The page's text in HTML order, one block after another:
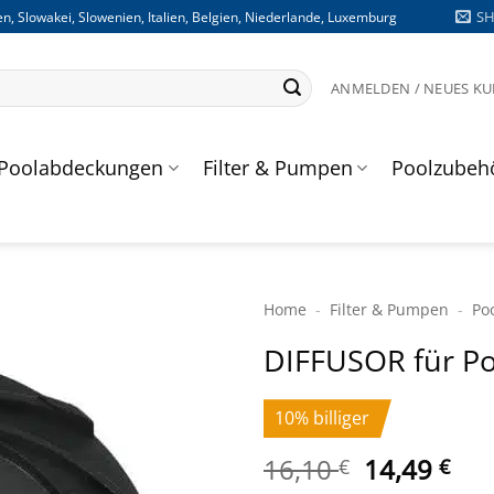
Slowakei, Slowenien, Italien, Belgien, Niederlande, Luxemburg
ANMELDEN / NEUES
Filter & Pumpen
Home - Filter & Pumpen -
DIFFUSOR für
10% billiger
16,10€ 14,49€